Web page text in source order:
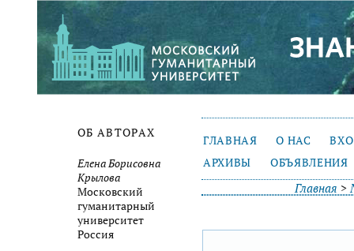
ОБ АВТОРАХ
Елена Борисовна
Крылова
Московский
гуманитарный
университет
Россия
ГЛАВНАЯ О НАС
АРХИВЫ
ОБЪЯВЛЕНИЯ
Главная >